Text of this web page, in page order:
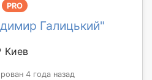
PRO
Галицький"
Киев
4 года назад